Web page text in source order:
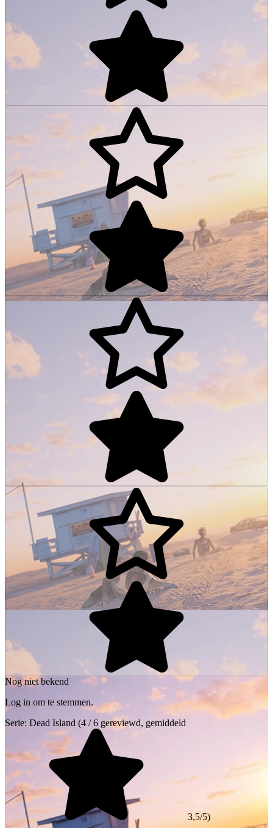
Nog niet bekend
Log in om te stemmen.
Serie: Dead Island (4 / 6 gereviewd, gemiddeld
3,5/5)